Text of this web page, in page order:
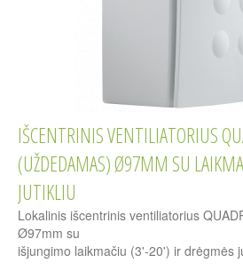
IŠCENTRINIS VENTILIATORIUS
(UŽDEDAMAS) Ø97MM SU
JUTIKLIU
Lokalinis išcentrinis ventiliatorius
Ø97mm su
išjungimo laikmačiu (3'-20') ir drėgmės